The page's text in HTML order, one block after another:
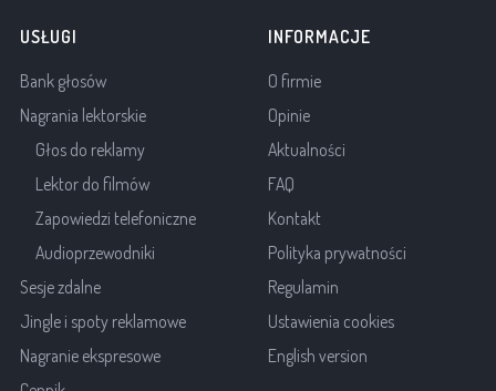
USŁUGI
Bank głosów
Nagrania lektorskie
Głos do reklamy
Lektor do filmów
Zapowiedzi telefoniczne
Audioprzewodniki
Sesje zdalne
Jingle i spoty reklamowe
Nagranie ekspresowe
INFORMACJE
O firmie
Opinie
Aktualności
FAQ
Kontakt
Polityka prywatności
Regulamin
Ustawienia cookies
English version